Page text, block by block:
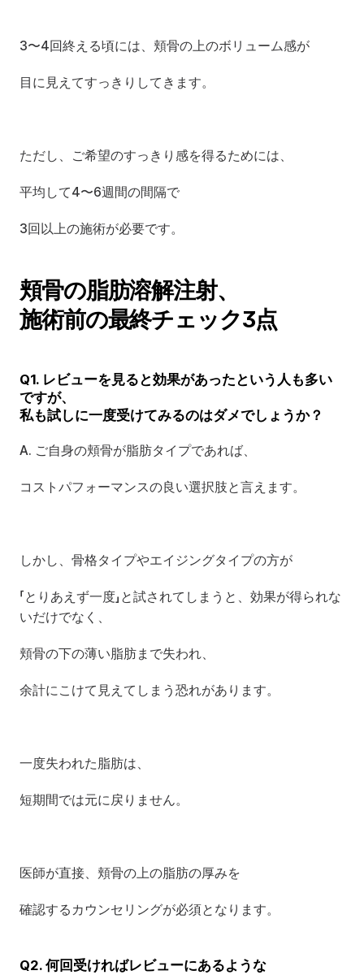
3〜4回終える頃には、頬骨の上のボリューム感が
目に見えてすっきりしてきます。
ただし、ご希望のすっきり感を得るためには、
平均して4〜6週間の間隔で
3回以上の施術が必要です。
頬骨の脂肪溶解注射、
施術前の最終チェック3点
Q1. レビューを見ると効果があったという人も多い
ですが、
私も試しに一度受けてみるのはダメでしょうか？
A. ご自身の頬骨が脂肪タイプであれば、
コストパフォーマンスの良い選択肢と言えます。
しかし、骨格タイプやエイジングタイプの方が
「とりあえず一度」と試されてしまうと、効果が得られな
いだけでなく、
頬骨の下の薄い脂肪まで失われ、
余計にこけて見えてしまう恐れがあります。
一度失われた脂肪は、
短期間では元に戻りません。
医師が直接、頬骨の上の脂肪の厚みを
確認するカウンセリングが必須となります。
Q2. 何回受ければレビューにあるような